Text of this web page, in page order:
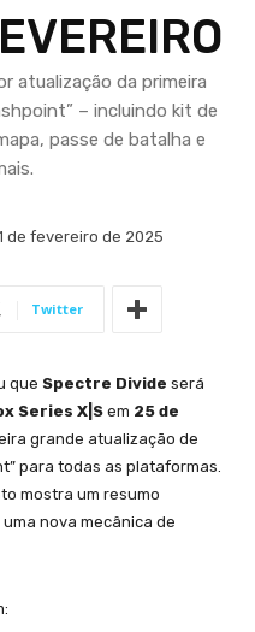
atualização da primeira
– incluindo kit de
passe de batalha e
de fevereiro de 2025
Twitter
que Spectre Divide será
Series X|S em 25 de
grande atualização de
para todas as plataformas.
mostra um resumo
nova mecânica de